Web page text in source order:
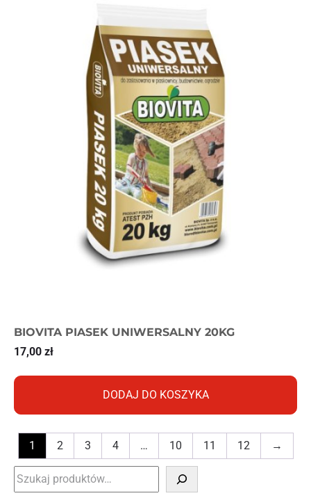
Szukaj
BIOVITA PIASEK UNIWERSALNY 20KG
17,00 zł
DODAJ DO KOSZYKA
1 2 3 4 … 10 11 12 →